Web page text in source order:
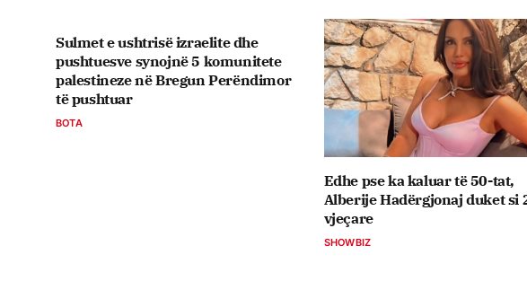
Sulmet e ushtrisë izraelite dhe
pushtuesve synojnë 5 komunitete
palestineze në Bregun Perëndimor
të pushtuar
BOTA
Edhe pse ka kaluar të 50-tat,
Alberije Hadërgjonaj duket si
vjeçare
SHOWBIZ